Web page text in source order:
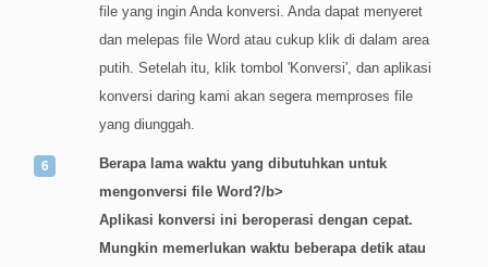
file yang ingin Anda konversi. Anda dapat menyeret
dan melepas file Word atau cukup klik di dalam area
putih. Setelah itu, klik tombol 'Konversi', dan aplikasi
konversi daring kami akan segera memproses file
yang diunggah.
Berapa lama waktu yang dibutuhkan untuk
mengonversi file Word?/b>
Aplikasi konversi ini beroperasi dengan cepat.
Mungkin memerlukan waktu beberapa detik atau